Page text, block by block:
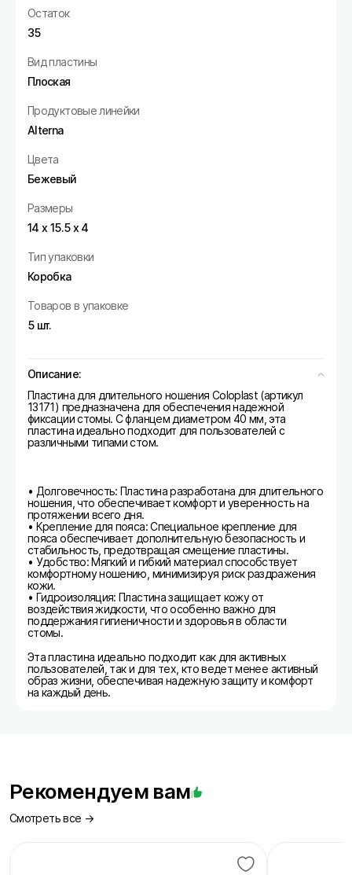
Остаток
35
Вид пластины
Плоская
Продуктовые линейки
Alterna
Цвета
Бежевый
Размеры
14 х 15.5 х 4
Тип упаковки
Коробка
Товаров в упаковке
5 шт.
Описание:
Пластина для длительного ношения Coloplast (артикул
13171) предназначена для обеспечения надежной
фиксации стомы. С фланцем диаметром 40 мм, эта
пластина идеально подходит для пользователей с
различными типами стом.
• Долговечность: Пластина разработана для длительного
ношения, что обеспечивает комфорт и уверенность на
протяжении всего дня.
• Крепление для пояса: Специальное крепление для
пояса обеспечивает дополнительную безопасность и
стабильность, предотвращая смещение пластины.
• Удобство: Мягкий и гибкий материал способствует
комфортному ношению, минимизируя риск раздражения
кожи.
• Гидроизоляция: Пластина защищает кожу от
воздействия жидкости, что особенно важно для
поддержания гигиеничности и здоровья в области
стомы.
Эта пластина идеально подходит как для активных
пользователей, так и для тех, кто ведет менее активный
образ жизни, обеспечивая надежную защиту и комфорт
на каждый день.
Рекомендуем вам
Смотреть все →